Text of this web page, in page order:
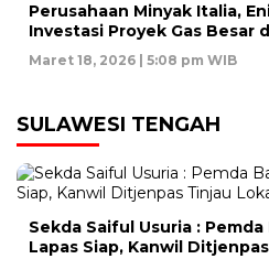
Perusahaan Minyak Italia,
Investasi Proyek Gas Besar
Maret 18, 2026 | 5:08 pm WIB
SULAWESI TENGAH
Sekda Saiful Usuria :
Lapas Siap, Kanwil